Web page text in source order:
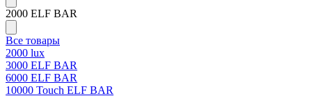
2000 ELF BAR
Все товары
2000 lux
3000 ELF BAR
6000 ELF BAR
10000 Touch ELF BAR